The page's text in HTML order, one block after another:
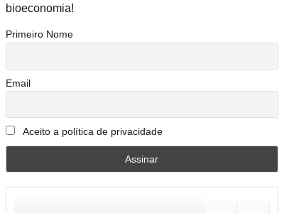
bioeconomia!
Primeiro Nome
Email
Aceito a política de privacidade